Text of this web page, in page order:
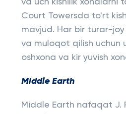
va uch kishilik xonalarni
Court Towersda to'rt
mavjud. Har bir turar-
va muloqot qilish uchun
oshxona va kir yuvish
Middle Earth
Middle Earth nafaqat J.